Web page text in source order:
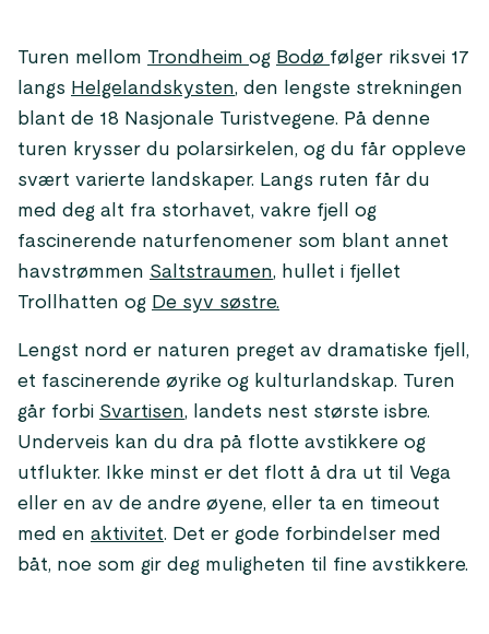
Turen mellom Trondheim og Bodø følger riksvei 17
langs Helgelandskysten, den lengste strekningen
blant de 18 Nasjonale Turistvegene. På denne
turen krysser du polarsirkelen, og du får oppleve
svært varierte landskaper. Langs ruten får du
med deg alt fra storhavet, vakre fjell og
fascinerende naturfenomener som blant annet
havstrømmen Saltstraumen, hullet i fjellet
Trollhatten og De syv søstre.
Lengst nord er naturen preget av dramatiske fjell,
et fascinerende øyrike og kulturlandskap. Turen
går forbi Svartisen, landets nest største isbre.
Underveis kan du dra på flotte avstikkere og
utflukter. Ikke minst er det flott å dra ut til Vega
eller en av de andre øyene, eller ta en timeout
med en aktivitet. Det er gode forbindelser med
båt, noe som gir deg muligheten til fine avstikkere.